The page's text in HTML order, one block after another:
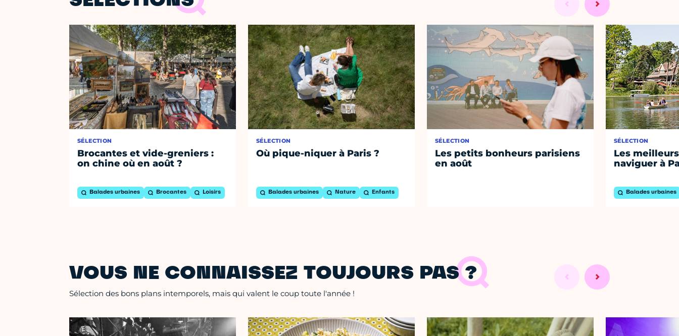
SÉLECTION
Brocantes et vide-greniers :
on chine où en août ?
Balades urbaines Brocantes Loisirs
SÉLECTION
Où pique-niquer à Paris ?
Balades urbaines Nature Enfants
SÉLECTION
Les petits bonheurs parisiens
en août
SÉLECTION
Les
naviguer à
Balades urbaines
VOUS NE CONNAISSEZ TOUJOURS PAS ?
Sélection des bons plans intemporels, mais qui valent le coup toute l'année !